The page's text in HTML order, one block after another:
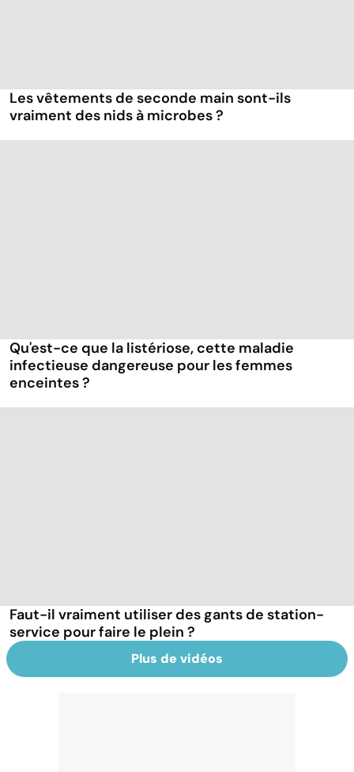
Les vêtements de seconde main sont-ils
vraiment des nids à microbes ?
Qu'est-ce que la listériose, cette maladie
infectieuse dangereuse pour les femmes
enceintes ?
Faut-il vraiment utiliser des gants de station-
service pour faire le plein ?
Plus de vidéos